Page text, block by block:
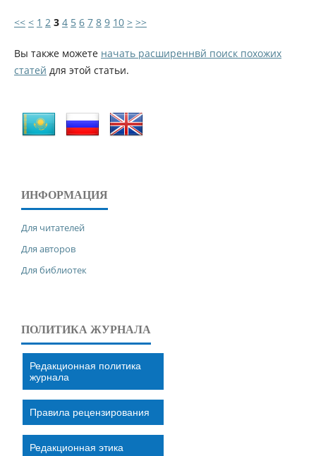
<< < 1 2 3 4 5 6 7 8 9 10 > >>
Вы также можете начать расширеннвй поиск похожих
статей для этой статьи.
ИНФОРМАЦИЯ
Для читателей
Для авторов
Для библиотек
ПОЛИТИКА ЖУРНАЛА
Редакционная политика
журнала
Правила рецензирования
Редакционная этика